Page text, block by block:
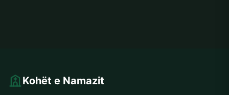
Kohët e Namazit